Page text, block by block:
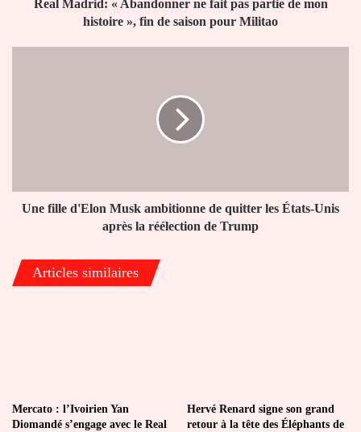
Real Madrid: « Abandonner ne fait pas partie de mon
histoire », fin de saison pour Militao
États-
Unis
réélection
de
Une fille d'Elon Musk ambitionne de quitter les États-Unis
après la réélection de Trump
Articles similaires
Mercato : l’Ivoirien Yan
Diomandé s’engage avec le Real
Hervé Renard signe son grand
retour à la tête des Éléphants de